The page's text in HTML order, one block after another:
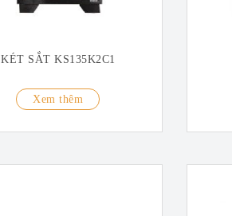
KÉT SẮT KS135K2C1
Xem thêm